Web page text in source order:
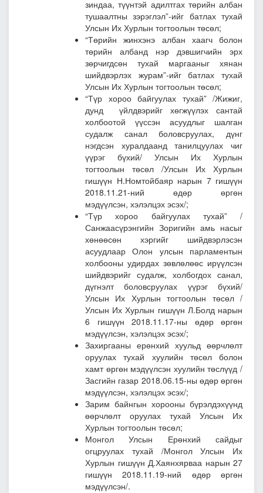
зиндаа, түүнтэй адилтгах төрийн албан
тушаалтны зэрэглэл”-ийг батлах тухай
Улсын Их Хурлын тогтоолын төсөл;
“Төрийн жинхэнэ албан хаагч болон
төрийн албанд нэр дэвшигчийн эрх
зөрчигдсөн тухай маргааныг хянан
шийдвэрлэх журам”-ийг батлах тухай
Улсын Их Хурлын тогтоолын төсөл;
“Түр хороо байгуулах тухай” /Жижиг,
дунд үйлдвэрийг хөгжүүлэх сантай
холбоотой үүссэн асуудлыг шалган
судалж санал боловсруулах, дүнг
нэгдсэн хуралдаанд танилцуулах чиг
үүрэг бүхий/ Улсын Их Хурлын
тогтоолын төсөл /Улсын Их Хурлын
гишүүн Н.Номтойбаяр нарын 7 гишүүн
2018.11.21-ний өдөр өргөн
мэдүүлсэн, хэлэлцэх эсэх/;
“Түр хороо байгуулах тухай” /
Санжаасүрэнгийн Зоригийн амь насыг
хөнөөсөн хэргийг шийдвэрлэсэн
асуудлаар Олон улсын парламентын
холбооны удирдах зөвлөлөөс ирүүлсэн
шийдвэрийг судалж, холбогдох санал,
дүгнэлт боловсруулах үүрэг бүхий/
Улсын Их Хурлын тогтоолын төсөл/
Улсын Их Хурлын гишүүн Л.Болд нарын
6 гишүүн 2018.11.17-ны өдөр өргөн
мэдүүлсэн, хэлэлцэх эсэх/;
Захиргааны ерөнхий хуульд өөрчлөлт
оруулах тухай хуулийн төсөл болон
хамт өргөн мэдүүлсэн хуулийн төслүүд /
Засгийн газар 2018.06.15-ны өдөр өргөн
мэдүүлсэн, хэлэлцэх эсэх/;
Зарим байнгын хорооны бүрэлдэхүүнд
өөрчлөлт оруулах тухай Улсын Их
Хурлын тогтоолын төсөл;
Монгол Улсын Ерөнхий сайдыг
огцруулах тухай /Монгол Улсын Их
Хурлын гишүүн Д.Хаянхярваа нарын 27
гишүүн 2018.11.19-ний өдөр өргөн
мэдүүлсэн/.